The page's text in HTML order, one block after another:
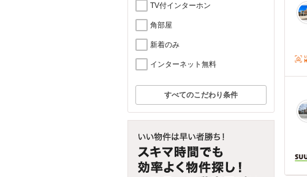
TV付インターホン
角部屋
新着のみ
インターネット無料
すべてのこだわり条件